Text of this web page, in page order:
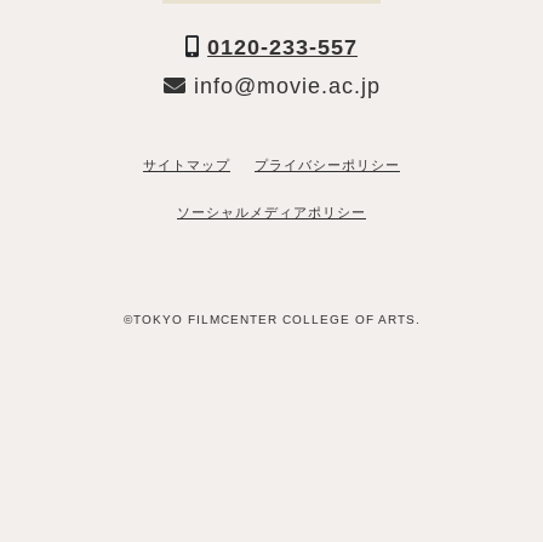
0120-233-557
info@movie.ac.jp
サイトマップ プライバシーポリシー
ソーシャルメディアポリシー
©TOKYO FILMCENTER COLLEGE OF ARTS.